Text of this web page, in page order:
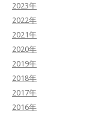
2023年
2022年
2021年
2020年
2019年
2018年
2017年
2016年